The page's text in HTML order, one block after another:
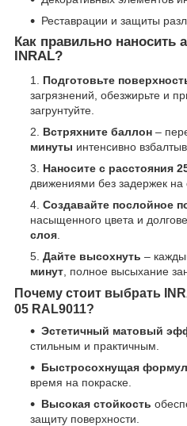
Реставрации и защиты
Как правильно наносить
INRAL?
Подготовьте
загрязнений, обезжирьте и
загрунтуйте.
Встряхните баллон –
минуты интенсивно
Наносите с расстояния
движениями без задержек на
Создавайте послойное
насыщенного цвета и
слоя
Дайте высохнуть –
минут , полное высыхание
Почему стоит выбрать
05 RAL9011?
Эстетичный матовый
стильным и практичным.
Быстросохнущая
время на покраске.
Высокая стойкость
защиту поверхности.